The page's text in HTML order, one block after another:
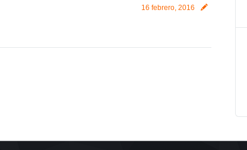
16 febrero, 2016